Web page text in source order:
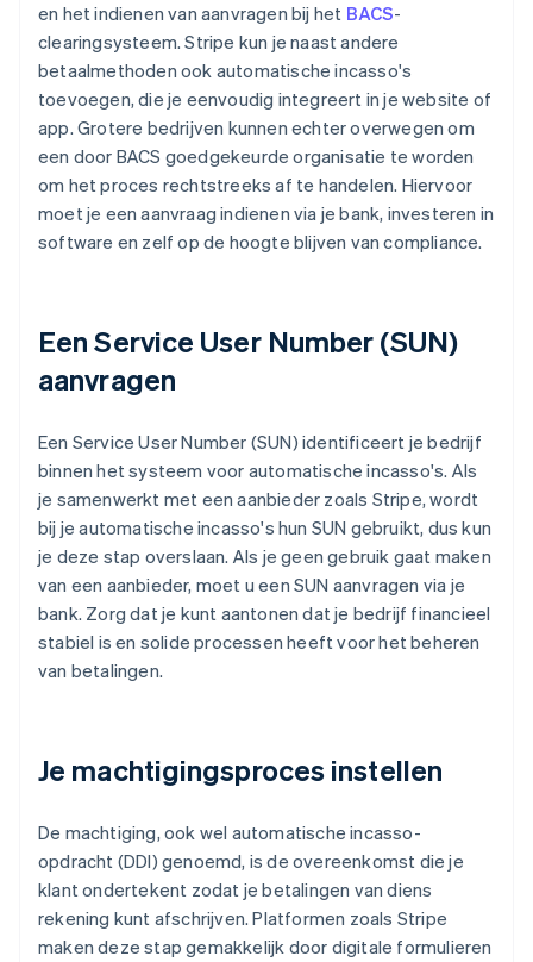
en het indienen van aanvragen bij het BACS-
clearingsysteem. Stripe kun je naast andere
betaalmethoden ook automatische incasso's
toevoegen, die je eenvoudig integreert in je website of
app. Grotere bedrijven kunnen echter overwegen om
een door BACS goedgekeurde organisatie te worden
om het proces rechtstreeks af te handelen. Hiervoor
moet je een aanvraag indienen via je bank, investeren in
software en zelf op de hoogte blijven van compliance.
Een Service User Number (SUN)
aanvragen
Een Service User Number (SUN) identificeert je bedrijf
binnen het systeem voor automatische incasso's. Als
je samenwerkt met een aanbieder zoals Stripe, wordt
bij je automatische incasso's hun SUN gebruikt, dus kun
je deze stap overslaan. Als je geen gebruik gaat maken
van een aanbieder, moet u een SUN aanvragen via je
bank. Zorg dat je kunt aantonen dat je bedrijf financieel
stabiel is en solide processen heeft voor het beheren
van betalingen.
Je machtigingsproces instellen
De machtiging, ook wel automatische incasso-
opdracht (DDI) genoemd, is de overeenkomst die je
klant ondertekent zodat je betalingen van diens
rekening kunt afschrijven. Platformen zoals Stripe
maken deze stap gemakkelijk door digitale formulieren